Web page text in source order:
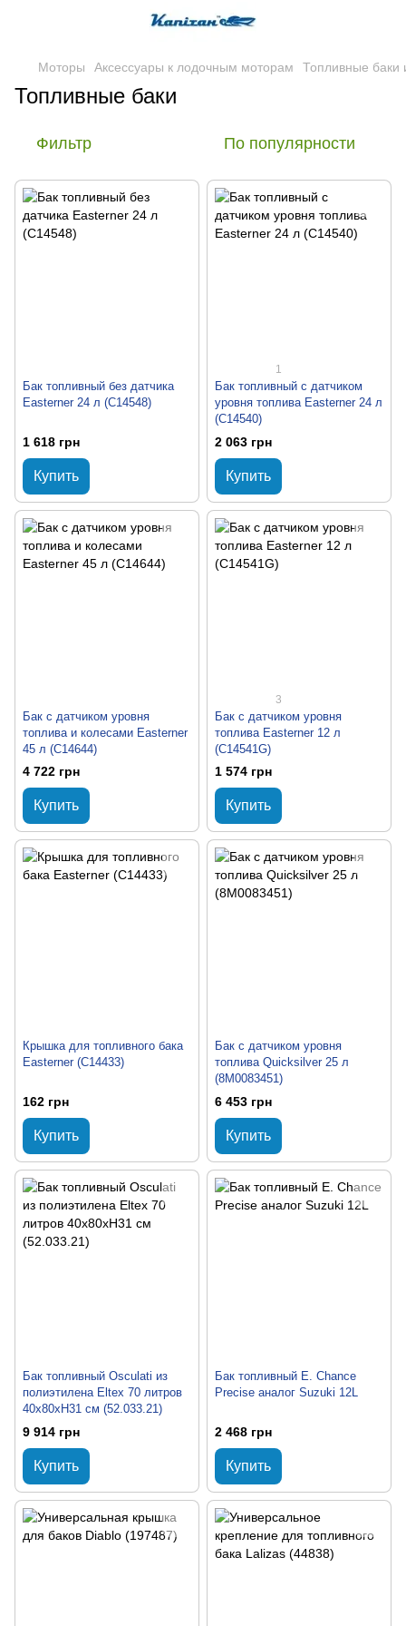
Моторы Аксессуары к лодочным моторам Топливные баки
Топливные баки
Фильтр По популярности
Бак топливный без датчика
Easterner 24 л (C14548)
1 618 грн
Купить
1
Бак топливный с датчиком
уровня топлива Easterner 24 л
(C14540)
2 063 грн
Купить
Бак с датчиком уровня
топлива и колесами Easterner
45 л (C14644)
4 722 грн
Купить
3
Бак с датчиком уровня
топлива Easterner 12 л
(C14541G)
1 574 грн
Купить
Крышка для топливного бака
Easterner (C14433)
162 грн
Купить
Бак с датчиком уровня
топлива Quicksilver 25 л
(8M0083451)
6 453 грн
Купить
Бак топливный Osculati из
полиэтилена Eltex 70 литров
40x80xH31 см (52.033.21)
9 914 грн
Купить
Бак топливный E. Chance
Precise аналог Suzuki 12L
2 468 грн
Купить